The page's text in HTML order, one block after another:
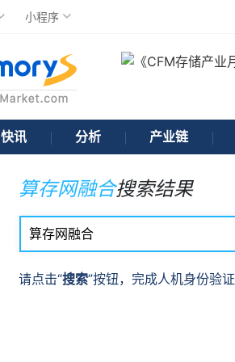
小程序
快讯 分析 产业链
算存网融合搜索结果
请点击“搜索”按钮，完成人机身份验证